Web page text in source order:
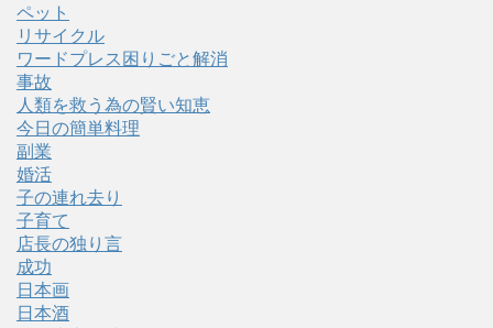
ペット
リサイクル
ワードプレス困りごと解消
事故
人類を救う為の賢い知恵
今日の簡単料理
副業
婚活
子の連れ去り
子育て
店長の独り言
成功
日本画
日本酒